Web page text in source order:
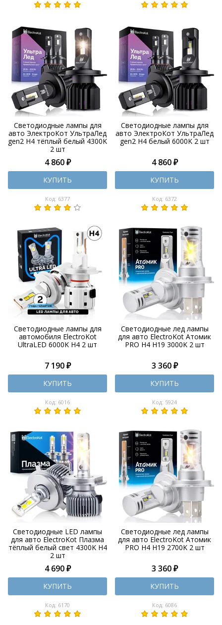
Светодиодные лампы для
авто ЭлектроКот УльтраЛед
gen2 H4 тёплый белый 4300K
2 шт
4 860 ₽
КУПИТЬ
Код: 6377
Светодиодные лампы для
авто ЭлектроКот УльтраЛед
gen2 H4 белый 6000K 2 шт
4 860 ₽
КУПИТЬ
Код: 6372
Светодиодные лампы для
автомобиля ElectroKot
UltraLED 6000K H4 2 шт
7 190 ₽
КУПИТЬ
Код: 6016
Светодиодные лед лампы
для авто ElectroKot Атомик
PRO H4 H19 3000K 2 шт
3 360 ₽
КУПИТЬ
Код: 5924
Светодиодные LED лампы
для авто ElectroKot Плазма
тёплый белый свет 4300K H4
2 шт
4 690 ₽
КУПИТЬ
Код: 6170
Светодиодные лед лампы
для авто ElectroKot Атомик
PRO H4 H19 2700K 2 шт
3 360 ₽
КУПИТЬ
Код: 6086